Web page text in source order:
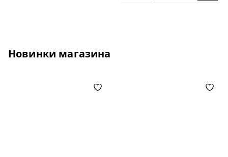
Новинки магазина